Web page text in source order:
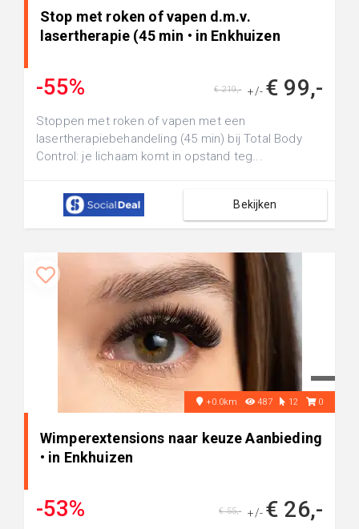
Stop met roken of vapen d.m.v.
lasertherapie (45 min • in Enkhuizen
-55% +/- € 99,-
€ 219,-
Stoppen met roken of vapen met een
lasertherapiebehandeling (45 min) bij Total Body
Control: je lichaam komt in opstand teg...
Bekijken
+0.0km 487 12 0
Wimperextensions naar keuze Aanbieding
• in Enkhuizen
-53% +/- € 26,-
€ 55,-